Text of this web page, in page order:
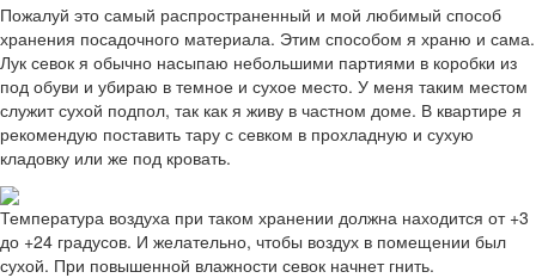
Пожалуй это самый распространенный и мой любимый способ
хранения посадочного материала. Этим способом я храню и сама.
Лук севок я обычно насыпаю небольшими партиями в коробки из
под обуви и убираю в темное и сухое место. У меня таким местом
служит сухой подпол, так как я живу в частном доме. В квартире я
рекомендую поставить тару с севком в прохладную и сухую
кладовку или же под кровать.
Температура воздуха при таком хранении должна находится от +3
до +24 градусов. И желательно, чтобы воздух в помещении был
сухой. При повышенной влажности севок начнет гнить.